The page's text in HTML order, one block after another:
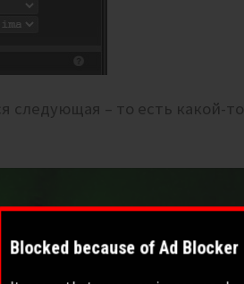
Blocked because of Ad Blocker
следующая – то есть какой-то